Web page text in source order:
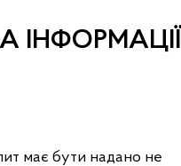
ІНФОРМАЦІЇ
має бути надано не